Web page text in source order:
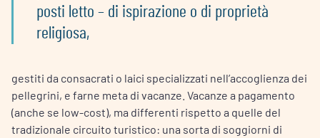
posti letto – di ispirazione o di proprietà
religiosa,
gestiti da consacrati o laici specializzati nell’accoglienza dei
pellegrini, e farne meta di vacanze. Vacanze a pagamento
(anche se low-cost), ma differenti rispetto a quelle del
tradizionale circuito turistico: una sorta di soggiorni di